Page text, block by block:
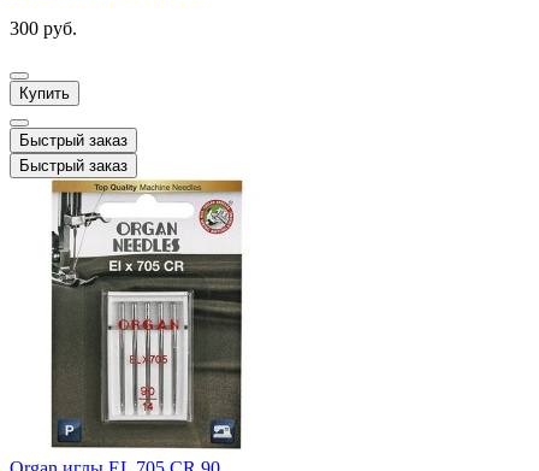
300 руб.
Купить
Быстрый заказ
Быстрый заказ